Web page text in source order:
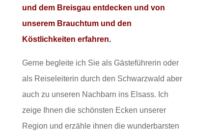
und dem Breisgau entdecken und von
unserem Brauchtum und den
Köstlichkeiten erfahren.
Gerne begleite ich Sie als Gästeführerin oder
als Reiseleiterin durch den Schwarzwald aber
auch zu unseren Nachbarn ins Elsass. Ich
zeige Ihnen die schönsten Ecken unserer
Region und erzähle ihnen die wunderbarsten